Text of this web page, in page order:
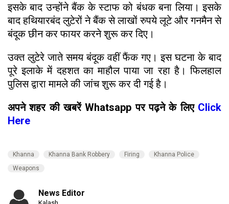
इसके बाद उन्होंने बैंक के स्टाफ को बंधक बना लिया। इसके
बाद हथियारबंद लुटेरों ने बैंक से लाखों रुपये लूटे और गनमैन से
बंदूक छीन कर फायर करने शुरू कर दिए।
उक्त लुटेरे जाते समय बंदूक वहीं फैंक गए। इस घटना के बाद
पूरे इलाके में दहशत का माहौल पाया जा रहा है। फिलहाल
पुलिस द्वारा मामले की जांच शुरू कर दी गई है।
अपने शहर की खबरें Whatsapp पर पढ़ने के लिए Click
Here
Khanna Khanna Bank Robbery Firing
Khanna Police
Weapons
News Editor